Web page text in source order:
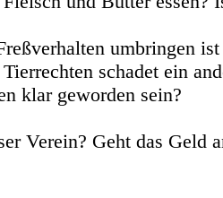
umbringen
schadet ein
klar geworden sein?
Verein? Geht das Geld